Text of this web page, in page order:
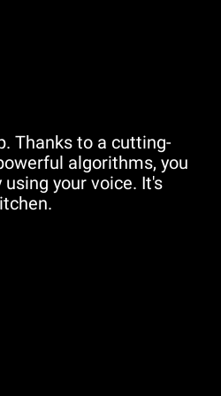
Thanks to a cutting-
algorithms, you
your voice. It's